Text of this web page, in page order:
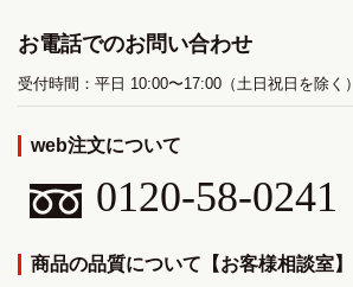
お電話でのお問い合わせ
受付時間：平日 10:00〜17:00（土日祝日を除く）
web注文について
0120-58-0241
商品の品質について【お客様相談室】